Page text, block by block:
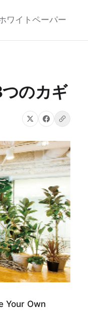
ワイトペーパー
のカギ
Your Own